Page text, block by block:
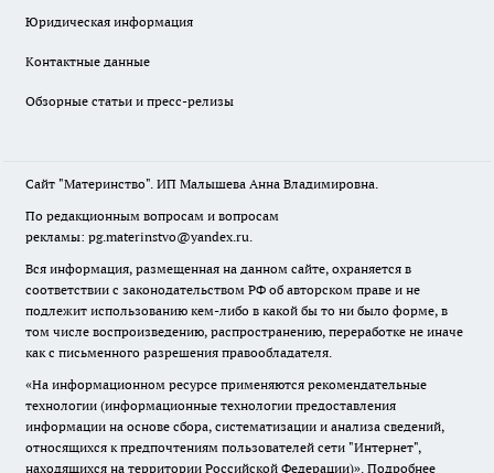
Юридическая информация
Контактные данные
Обзорные статьи и пресс-релизы
Сайт "Материнство". ИП Малышева Анна Владимировна.
По редакционным вопросам и вопросам
рекламы: pg.materinstvo@yandex.ru.
Вся информация, размещенная на данном сайте, охраняется в
соответствии с законодательством РФ об авторском праве и не
подлежит использованию кем-либо в какой бы то ни было форме, в
том числе воспроизведению, распространению, переработке не иначе
как с письменного разрешения правообладателя.
«На информационном ресурсе применяются рекомендательные
технологии (информационные технологии предоставления
информации на основе сбора, систематизации и анализа сведений,
относящихся к предпочтениям пользователей сети "Интернет",
находящихся на территории Российской Федерации)». Подробнее